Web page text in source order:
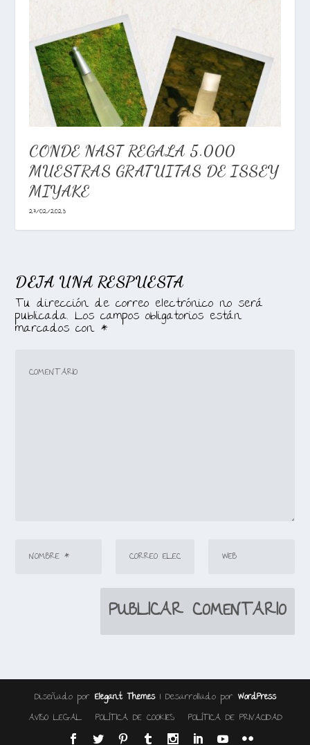
CONDE NAST REGALA 5.000
MUESTRAS GRATUITAS DE ISSEY
MIYAKE
27/02/2023
DEJA UNA RESPUESTA
Tu dirección de correo electrónico no será
publicada. Los campos obligatorios están
marcados con *
Diseñado por Elegant Themes| Desarrollado por WordPress
AVISO LEGAL POLÍTICA DE COOKIES POLÍTICA DE PRIVACIDAD